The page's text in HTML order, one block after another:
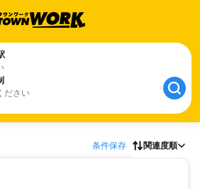
ださい
条件保存 関連度順